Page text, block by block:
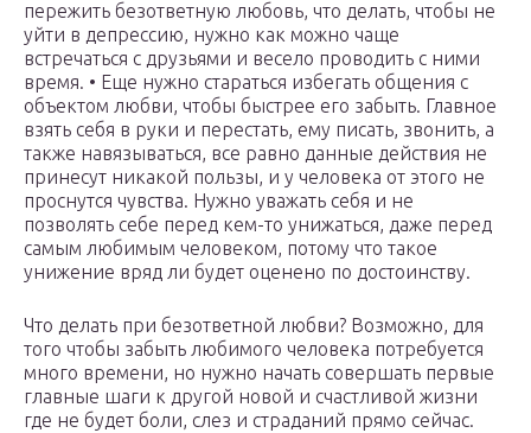
пережить безответную любовь, что делать, чтобы не
уйти в депрессию, нужно как можно чаще
встречаться с друзьями и весело проводить с ними
время. • Еще нужно стараться избегать общения с
объектом любви, чтобы быстрее его забыть. Главное
взять себя в руки и перестать, ему писать, звонить, а
также навязываться, все равно данные действия не
принесут никакой пользы, и у человека от этого не
проснутся чувства. Нужно уважать себя и не
позволять себе перед кем-то унижаться, даже перед
самым любимым человеком, потому что такое
унижение вряд ли будет оценено по достоинству.
Что делать при безответной любви? Возможно, для
того чтобы забыть любимого человека потребуется
много времени, но нужно начать совершать первые
главные шаги к другой новой и счастливой жизни
где не будет боли, слез и страданий прямо сейчас.